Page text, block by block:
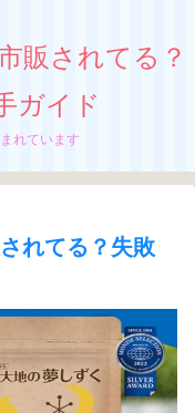
販されてる？
ガイド
れています
れてる？失敗